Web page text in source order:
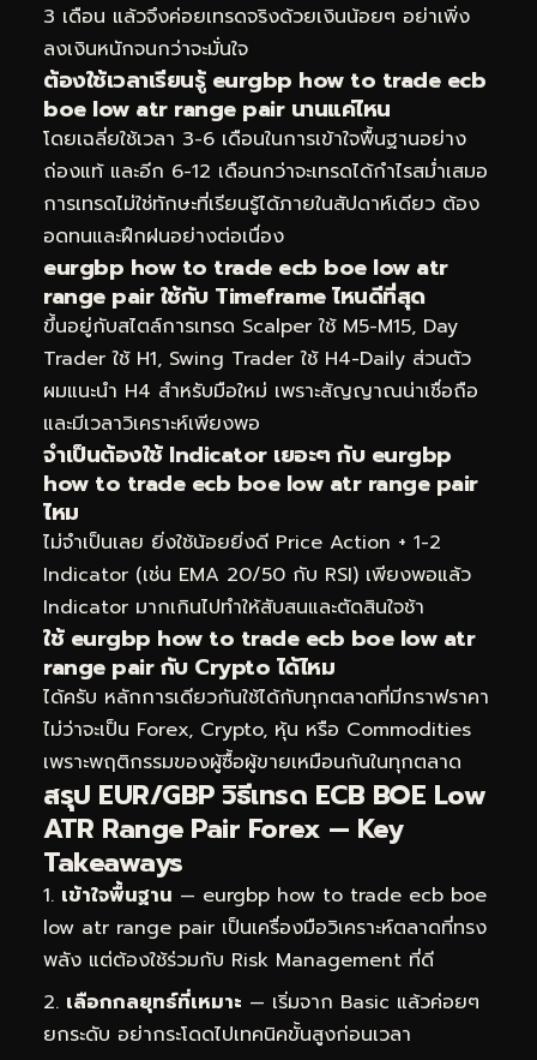
3 เดือน แล้วจึงค่อยเทรดจริงด้วยเงินน้อยๆ อย่าเพิ่ง
ลงเงินหนักจนกว่าจะมั่นใจ
ต้องใช้เวลาเรียนรู้ eurgbp how to trade ecb
boe low atr range pair นานแค่ไหน
โดยเฉลี่ยใช้เวลา 3-6 เดือนในการเข้าใจพื้นฐานอย่าง
ถ่องแท้ และอีก 6-12 เดือนกว่าจะเทรดได้กำไรสม่ำเสมอ
การเทรดไม่ใช่ทักษะที่เรียนรู้ได้ภายในสัปดาห์เดียว ต้อง
อดทนและฝึกฝนอย่างต่อเนื่อง
eurgbp how to trade ecb boe low atr
range pair ใช้กับ Timeframe ไหนดีที่สุด
ขึ้นอยู่กับสไตล์การเทรด Scalper ใช้ M5-M15, Day
Trader ใช้ H1, Swing Trader ใช้ H4-Daily ส่วนตัว
ผมแนะนำ H4 สำหรับมือใหม่ เพราะสัญญาณน่าเชื่อถือ
และมีเวลาวิเคราะห์เพียงพอ
จำเป็นต้องใช้ Indicator เยอะๆ กับ eurgbp
how to trade ecb boe low atr range pair
ไหม
ไม่จำเป็นเลย ยิ่งใช้น้อยยิ่งดี Price Action + 1-2
Indicator (เช่น EMA 20/50 กับ RSI) เพียงพอแล้ว
Indicator มากเกินไปทำให้สับสนและตัดสินใจช้า
ใช้ eurgbp how to trade ecb boe low atr
range pair กับ Crypto ได้ไหม
ได้ครับ หลักการเดียวกันใช้ได้กับทุกตลาดที่มีกราฟราคา
ไม่ว่าจะเป็น Forex, Crypto, หุ้น หรือ Commodities
เพราะพฤติกรรมของผู้ซื้อผู้ขายเหมือนกันในทุกตลาด
สรุป EUR/GBP วิธีเทรด ECB BOE Low
ATR Range Pair Forex — Key
Takeaways
เข้าใจพื้นฐาน — eurgbp how to trade ecb boe
low atr range pair เป็นเครื่องมือวิเคราะห์ตลาดที่ทรง
พลัง แต่ต้องใช้ร่วมกับ Risk Management ที่ดี
เลือกกลยุทธ์ที่เหมาะ — เริ่มจาก Basic แล้วค่อยๆ
ยกระดับ อย่ากระโดดไปเทคนิคขั้นสูงก่อนเวลา